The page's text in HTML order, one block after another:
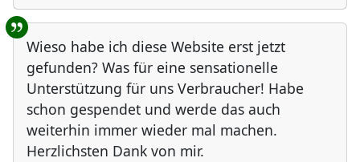
Wieso habe ich diese Website erst jetzt
gefunden? Was für eine sensationelle
Unterstützung für uns Verbraucher! Habe
schon gespendet und werde das auch
weiterhin immer wieder mal machen.
Herzlichsten Dank von mir.